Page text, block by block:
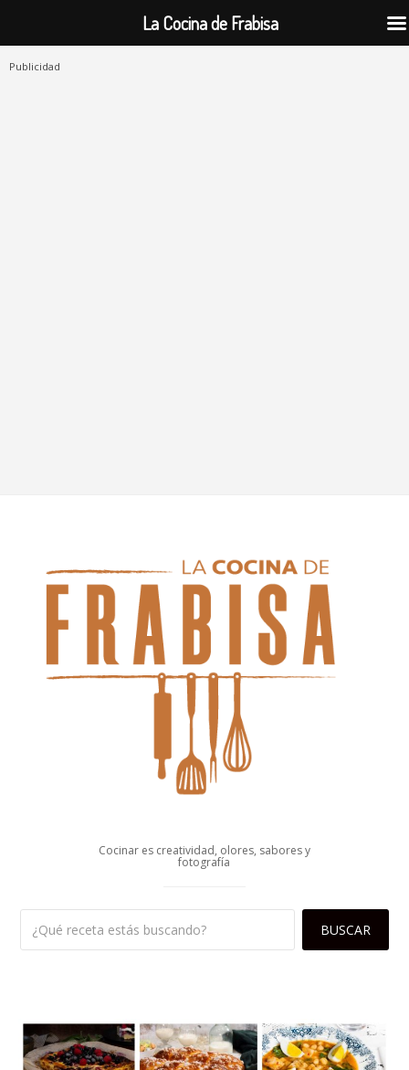
Publicidad
Cocinar es creatividad, olores, sabores y
fotografía
La Cocina de Frabisa